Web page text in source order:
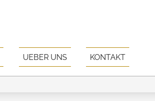
UEBER UNS KONTAKT